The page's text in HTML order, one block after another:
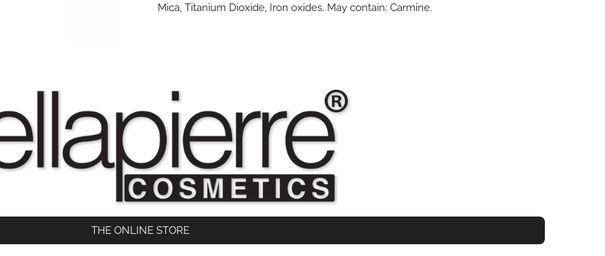
Mica, Titanium Dioxide, Iron oxides. May contain: Carmine.
THE ONLINE STORE